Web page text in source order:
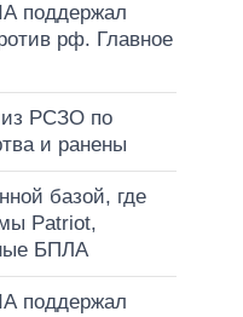
поддержал
рф. Главное
из РСЗО по
и ранены
базой, где
Patriot,
БПЛА
поддержал